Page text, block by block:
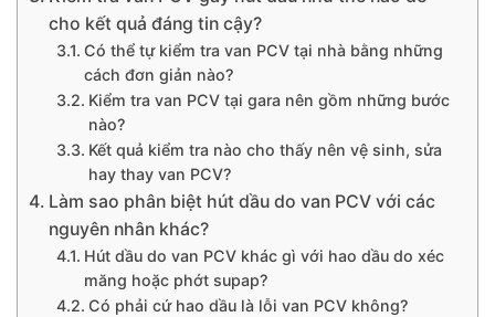
cho kết quả đáng tin cậy?
Có thể tự kiểm tra van PCV tại nhà bằng những
cách đơn giản nào?
Kiểm tra van PCV tại gara nên gồm những bước
nào?
Kết quả kiểm tra nào cho thấy nên vệ sinh, sửa
hay thay van PCV?
Làm sao phân biệt hút dầu do van PCV với các
nguyên nhân khác?
Hút dầu do van PCV khác gì với hao dầu do xéc
măng hoặc phớt supap?
Có phải cứ hao dầu là lỗi van PCV không?